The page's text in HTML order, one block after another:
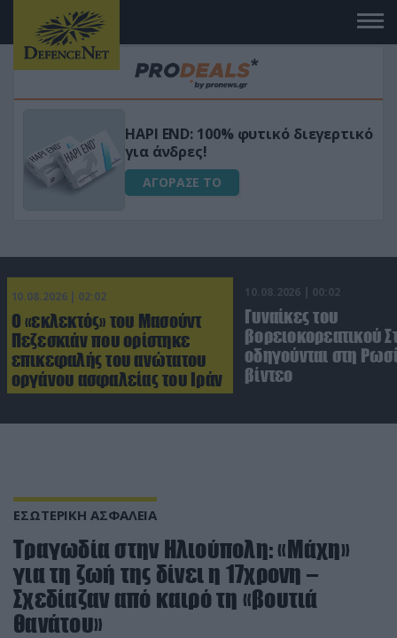
Μεταμόρφωσε τον κήπο σου με το
Ultra Box Μίνι Αλυσοπρίονο με
μπαταρία λιθίου
ΑΓΟΡΑΣΕ ΤΟ
10.08.2026 | 02:02
Ο «εκλεκτός» του Μασούντ
Πεζεσκιάν που ορίστηκε
επικεφαλής του ανώτατου
οργάνου ασφαλείας του Ιράν
10.08.2026 | 00:02
Γυναίκες του
βορειοκορεατικού
οδηγούνται στη
βίντεο
ΕΣΩΤΕΡΙΚΗ ΑΣΦΑΛΕΙΑ
Τραγωδία στην Ηλιούπολη: «Μάχη»
για τη ζωή της δίνει η 17χρονη –
Σχεδίαζαν από καιρό τη «βουτιά
θανάτου»